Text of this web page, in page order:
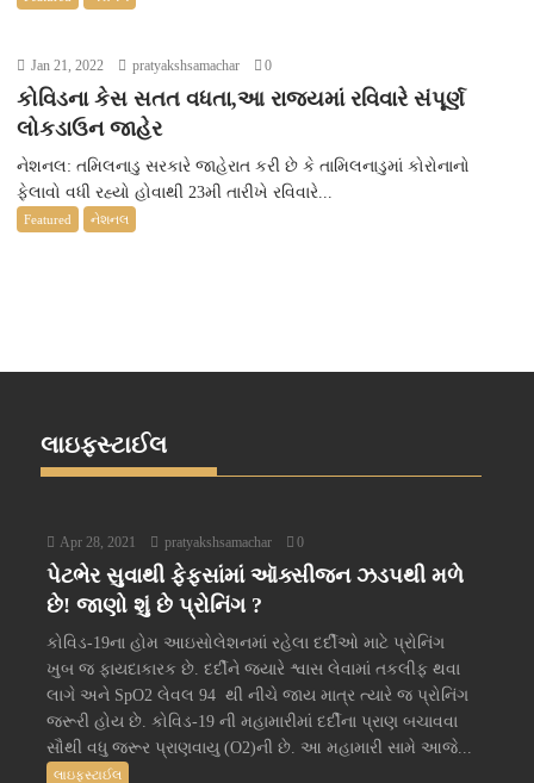
Jan 21, 2022 pratyakshsamachar 0
કોવિડના કેસ સતત વધતા,આ રાજ્યમાં રવિવારે સંપૂર્ણ
લોકડાઉન જાહેર
નેશનલ: તમિલનાડુ સરકારે જાહેરાત કરી છે કે તામિલનાડુમાં કોરોનાનો
ફેલાવો વધી રહ્યો હોવાથી 23મી તારીખે રવિવારે...
Featured નેશનલ
લાઇફસ્ટાઈલ
Apr 28, 2021 pratyakshsamachar 0
પેટભેર સુવાથી ફેફસાંમાં ઑક્સીજન ઝડપથી મળે
છે! જાણો શું છે પ્રોનિંગ ?
કોવિડ-19ના હોમ આઇસોલેશનમાં રહેલા દર્દીઓ માટે પ્રોનિંગ
ખુબ જ ફાયદાકારક છે. દર્દીને જ્યારે શ્વાસ લેવામાં તકલીફ થવા
લાગે અને SpO2 લેવલ 94 થી નીચે જાય માત્ર ત્યારે જ પ્રોનિંગ
જરૂરી હોય છે. કોવિડ-19 ની મહામારીમાં દર્દીના પ્રાણ બચાવવા
સૌથી વધુ જરૂર પ્રાણવાયુ (O2)ની છે. આ મહામારી સામે આજે...
લાઇફસ્ટાઈલ